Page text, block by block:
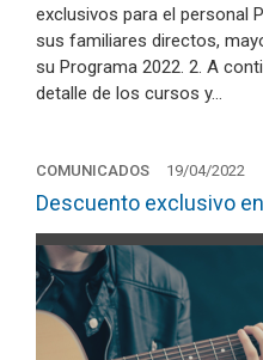
exclusivos para el personal
sus familiares directos,
su Programa 2022. 2. A
detalle de los cursos y…
COMUNICADOS 19/04/2022
Descuento exclusivo